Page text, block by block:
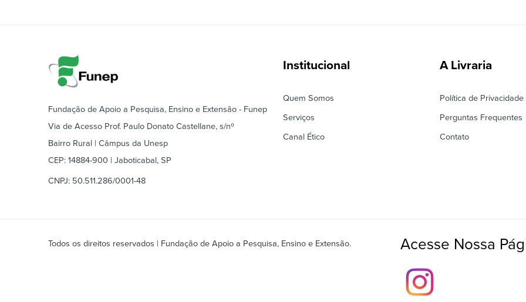
Fundação de Apoio a Pesquisa, Ensino e Extensão - Funep
Via de Acesso Prof. Paulo Donato Castellane, s/nº
Bairro Rural | Câmpus da Unesp
CEP: 14884-900 | Jaboticabal, SP
CNPJ: 50.511.286/0001-48
Institucional
Quem Somos
Serviços
Canal Ético
A Livraria
Política de Privacidade
Perguntas Frequentes
Contato
Todos os direitos reservados | Fundação de Apoio a Pesquisa, Ensino e Extensão. Acesse Nossa